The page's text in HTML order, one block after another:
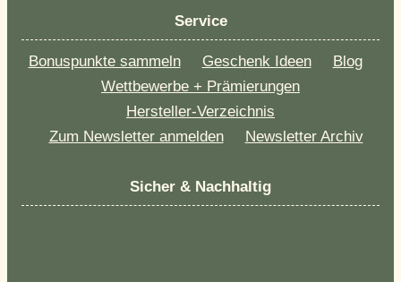
Service
Bonuspunkte sammeln Geschenk Ideen
Blog
Wettbewerbe + Prämierungen
Hersteller-Verzeichnis
Zum Newsletter anmelden
Newsletter Archiv
Sicher & Nachhaltig